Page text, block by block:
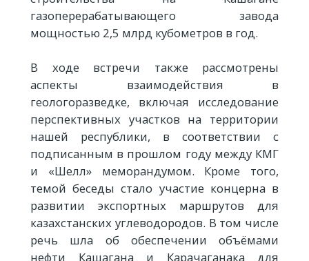
газоперерабатывающего завода
мощностью 2,5 млрд кубометров в год.
В ходе встречи также рассмотрены
аспекты взаимодействия в
геологоразведке, включая исследование
перспективных участков на территории
нашей республики, в соответствии с
подписанным в прошлом году между КМГ
и «Шелл» меморандумом. Кроме того,
темой беседы стало участие концерна в
развитии экспортных маршрутов для
казахстанских углеводородов. В том числе
речь шла об обеспечении объёмами
нефти Кашагана и Карачаганака для